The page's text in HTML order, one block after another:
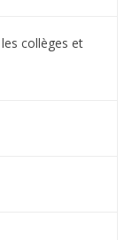
collèges et